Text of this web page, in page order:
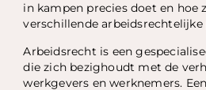
in kampen precies doet en hoe
verschillende
Arbeidsrecht is een
die zich bezighoudt met de
werkgevers en werknemers.